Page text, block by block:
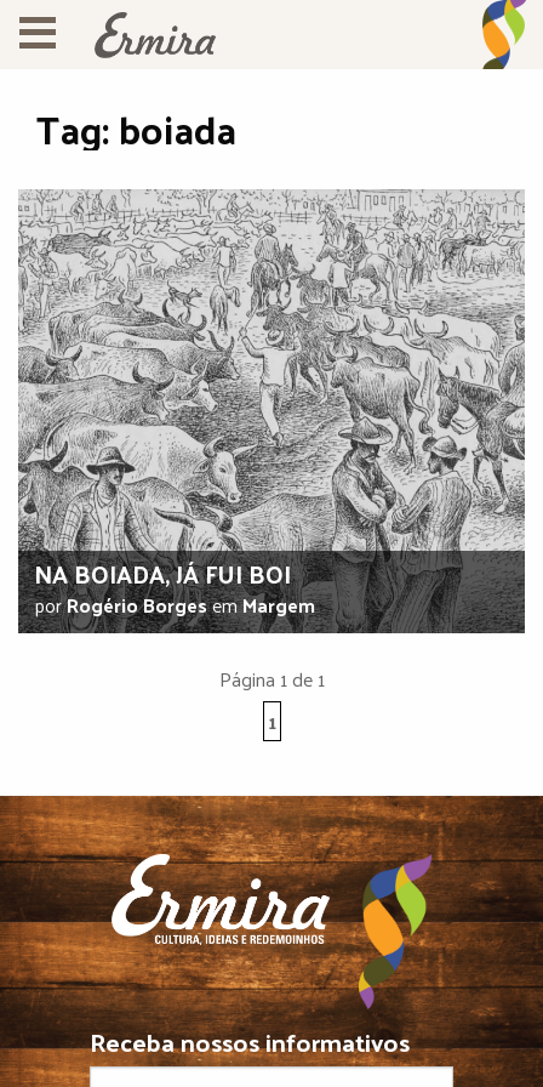
Tag:boiada
NA BOIADA, JÁ FUI BOI
porRogério BorgesemMargem
Página 1 de 1
1
Receba nossos informativos